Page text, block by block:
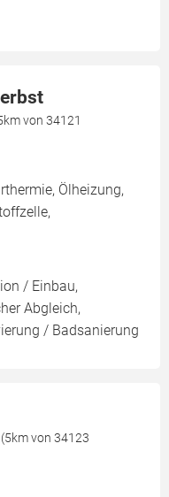
von 34121
Ölheizung,
/ Einbau,
Abgleich,
/ Badsanierung
von 34123